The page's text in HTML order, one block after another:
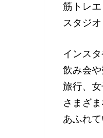
筋トレエ
スタジ
インス
飲み会や
旅行、女
さまざ
あふれ